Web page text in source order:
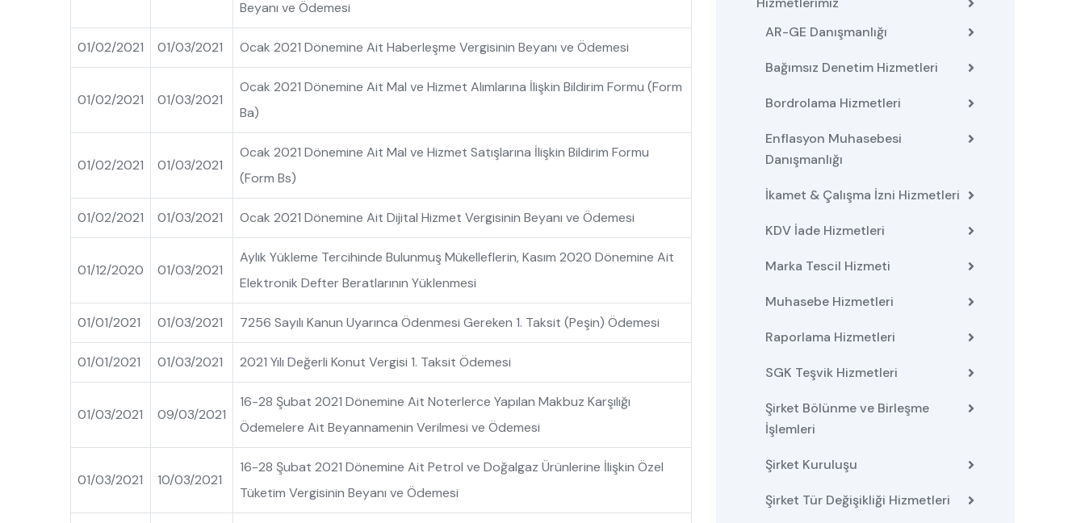
Beyanı ve Ödemesi
01/02/2021 01/03/2021 Ocak 2021 Dönemine Ait Haberleşme Vergisinin Beyanı ve Ödemesi
01/02/2021 01/03/2021
Ocak 2021 Dönemine Ait Mal ve Hizmet Alımlarına İlişkin Bildirim Formu (Form
Ba)
01/02/2021 01/03/2021
Ocak 2021 Dönemine Ait Mal ve Hizmet Satışlarına İlişkin Bildirim Formu
(Form Bs)
01/02/2021 01/03/2021 Ocak 2021 Dönemine Ait Dijital Hizmet Vergisinin Beyanı ve Ödemesi
01/12/2020 01/03/2021
Aylık Yükleme Tercihinde Bulunmuş Mükelleflerin, Kasım 2020 Dönemine Ait
Elektronik Defter Beratlarının Yüklenmesi
01/01/2021 01/03/2021 7256 Sayılı Kanun Uyarınca Ödenmesi Gereken 1. Taksit (Peşin) Ödemesi
01/01/2021 01/03/2021 2021 Yılı Değerli Konut Vergisi 1. Taksit Ödemesi
01/03/2021 09/03/2021
16-28 Şubat 2021 Dönemine Ait Noterlerce Yapılan Makbuz Karşılığı
Ödemelere Ait Beyannamenin Verilmesi ve Ödemesi
01/03/2021 10/03/2021
16-28 Şubat 2021 Dönemine Ait Petrol ve Doğalgaz Ürünlerine İlişkin Özel
Tüketim Vergisinin Beyanı ve Ödemesi
AR-GE Danışmanlığı
Bağımsız Denetim Hizmetleri
Bordrolama Hizmetleri
Enflasyon Muhasebesi
Danışmanlığı
İkamet & Çalışma İzni Hizmetleri
KDV İade Hizmetleri
Marka Tescil Hizmeti
Muhasebe Hizmetleri
Raporlama Hizmetleri
SGK Teşvik Hizmetleri
Şirket Bölünme ve Birleşme
İşlemleri
Şirket Kuruluşu
Şirket Tür Değişikliği Hizmetleri